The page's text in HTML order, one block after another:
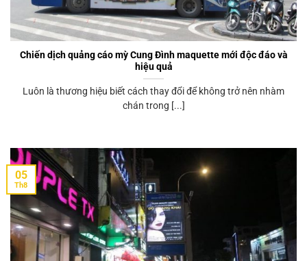
Chiến dịch quảng cáo mỳ Cung Đình maquette mới độc đáo và
hiệu quả
Luôn là thương hiệu biết cách thay đổi để không trở nên nhàm
chán trong [...]
05
Th8